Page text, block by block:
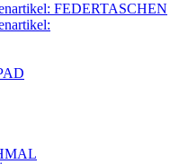
FEDERTASCHEN